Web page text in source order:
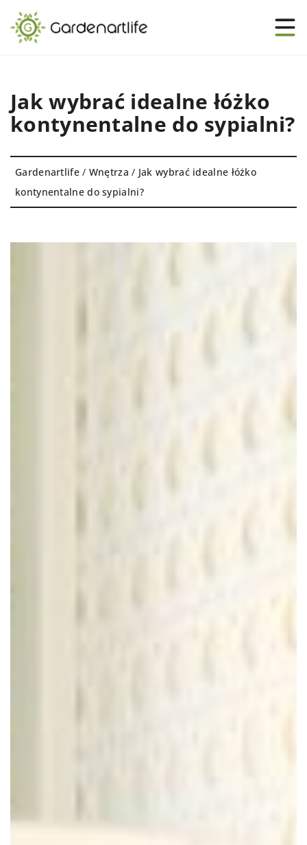
Jak wybrać idealne łóżko
kontynentalne do sypialni?
Gardenartlife/ Wnętrza / Jak wybrać idealne łóżko
kontynentalne do sypialni?